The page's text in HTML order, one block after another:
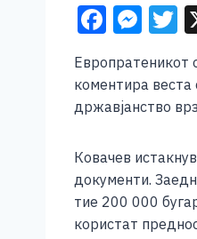
F
c
e
o
o
k
M
ss
e
g
er
T
tt
Европратеникот
коментира веста
државјанство
Ковачев
документи.
тие 200 000
користат